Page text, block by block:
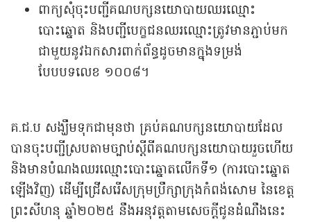
ពាក្យសុំចុះបញ្ជីគណបក្សនយោបាយឈរឈ្មោះ
បោះឆ្នោត និងបញ្ជីបេក្ខជនឈរឈ្មោះត្រូវមានភ្ជាប់មក
ជាមួយនូវឯកសារពាក់ព័ន្ធដូចមានក្នុងទម្រង់
បែបបទលេខ ១០០៨។
គ.ជ.ប សង្ឃឹមទុក​ជាមុនថា គ្រប់គណបក្សនយោបាយដែល
បានចុះបញ្ជីស្របតាមច្បាប់ស្ដីពីគណបក្សនយោបាយរួចហើយ
និងមានបំណងឈរឈ្មោះបោះឆ្នោតលើកទី១ (ការបោះឆ្នោត
ឡើងវិញ) ដើម្បីជ្រើសរើសក្រុមប្រឹក្សាក្រុងកំពង់សោម នៃខេត្ត
ព្រះសីហនុ ឆ្នាំ២០២៥ នឹងអនុវត្តតាមសេចក្តីជូនដំណឹងនេះ